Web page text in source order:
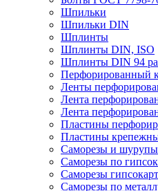
Шпильки
Шпильки DIN
Шплинты
Шплинты DIN, ISO
Шплинты DIN 94
Перфорированный
Ленты
Лента
Лента
Пластины
Пластины
Саморезы и шурупы
Саморезы по
Саморезы
Саморезы по